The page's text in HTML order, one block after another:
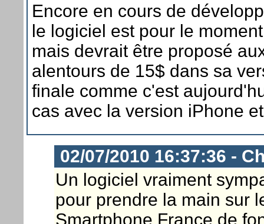
Encore en cours de
le logiciel est pour le
mais devrait être proposé
alentours de 15$ dans sa
finale comme c'est
cas avec la version iPhone
02/07/2010 16:37:36 -
Un logiciel vraiment
pour prendre la main sur
Smartphone France de